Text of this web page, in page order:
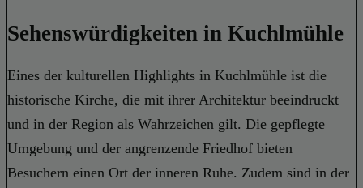
Sehenswürdigkeiten in Kuchlmühle
Eines der kulturellen Highlights in Kuchlmühle ist die
historische Kirche, die mit ihrer Architektur beeindruckt
und in der Region als Wahrzeichen gilt. Die gepflegte
Umgebung und der angrenzende Friedhof bieten
Besuchern einen Ort der inneren Ruhe. Zudem sind in der